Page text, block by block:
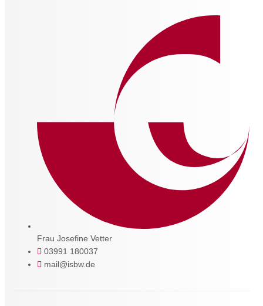
Frau Josefine Vetter
03991 180037
mail@isbw.de